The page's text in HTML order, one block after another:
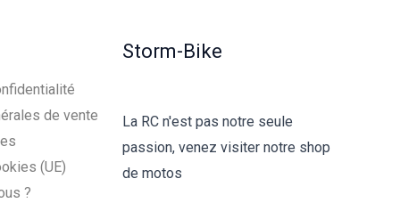
de vente
(UE)
?
Storm-Bike
La RC n'est pas notre seule
passion, venez visiter notre shop
de motos